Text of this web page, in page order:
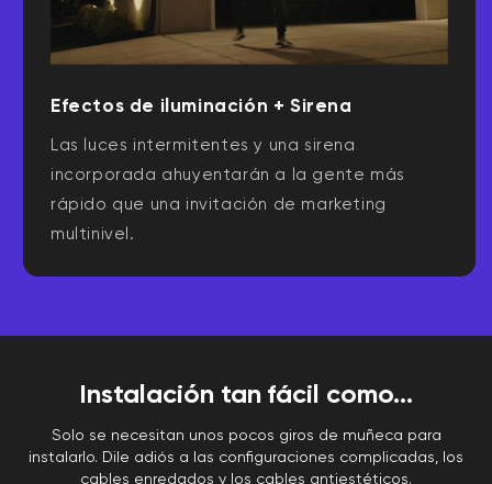
Efectos de iluminación + Sirena
Las luces intermitentes y una sirena
incorporada ahuyentarán a la gente más
rápido que una invitación de marketing
multinivel.
Instalación tan fácil como...
Solo se necesitan unos pocos giros de muñeca para
instalarlo. Dile adiós a las configuraciones complicadas, los
cables enredados y los cables antiestéticos.